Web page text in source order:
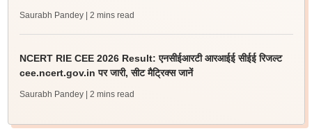
Saurabh Pandey | 2 mins read
NCERT RIE CEE 2026 Result: एनसीईआरटी आरआईई सीईई रिजल्ट
cee.ncert.gov.in पर जारी, सीट मैट्रिक्स जानें
Saurabh Pandey | 2 mins read